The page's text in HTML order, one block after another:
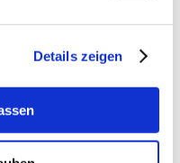
Details zeigen